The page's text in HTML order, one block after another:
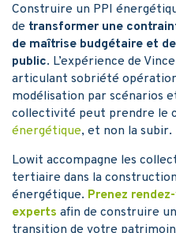
Construire un PPI
de transformer une
de maîtrise budgétaire et
public. L’expérience de
articulant sobriété
modélisation par scénarios
collectivité peut prendre le
énergétique, et non la subir.
Lowit accompagne les
tertiaire dans la
énergétique. Prenez
experts afin de construire
transition de votre